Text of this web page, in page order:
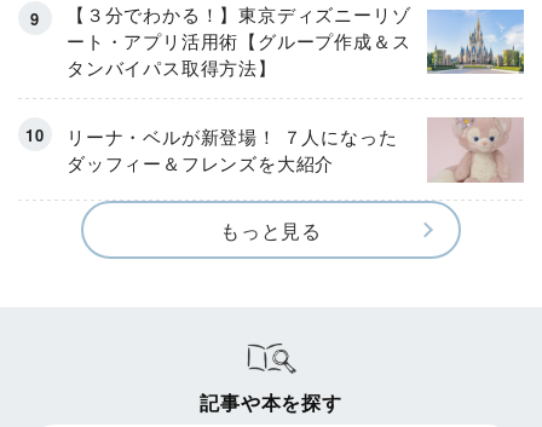
【３分でわかる！】東京ディズニーリゾ
ート・アプリ活用術【グループ作成＆ス
タンバイパス取得方法】
リーナ・ベルが新登場！ ７人になった
ダッフィー＆フレンズを大紹介
もっと見る
記事や本を探す